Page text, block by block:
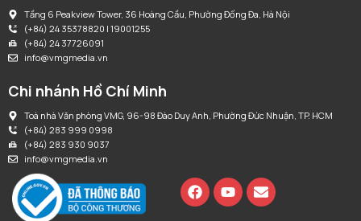
Tầng 6 Peakview Tower, 36 Hoàng Cầu, Phường Đống Đa, Hà Nội
(+84) 24 35378820 | 19001255
(+84) 24 37726091
info@vmgmedia.vn
Chi nhánh Hồ Chí Minh
Toà nhà Văn phòng VMG, 96-98 Đào Duy Anh, Phường Đức Nhuận, TP. HCM
(+84) 283 999 0998
(+84) 283 930 9037
info@vmgmedia.vn